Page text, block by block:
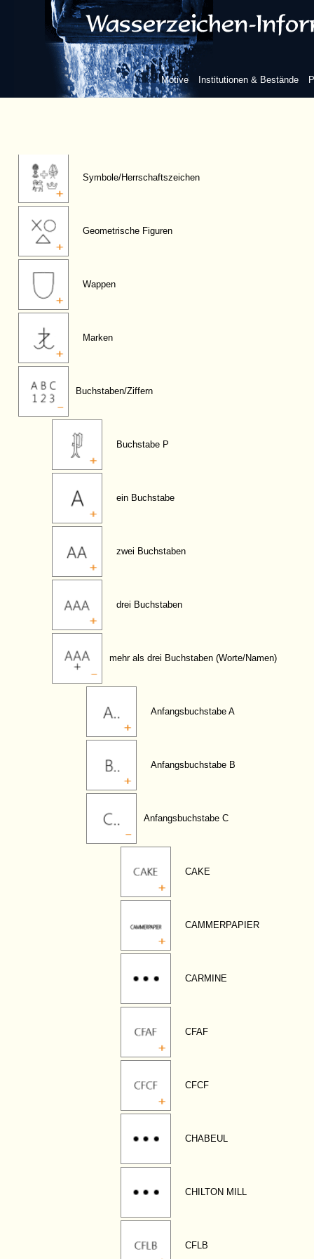
Motive Institutionen & Bestände
Flora
Berge/Himmelskörper
Symbole/Herrschaftszeichen
Geometrische Figuren
Wappen
Marken
Buchstaben/Ziffern
Buchstabe P
ein Buchstabe
zwei Buchstaben
drei Buchstaben
mehr als drei Buchstaben (Worte/Namen)
Anfangsbuchstabe A
Anfangsbuchstabe B
Anfangsbuchstabe C
CAKE
CAMMERPAPIER
CARMINE
CFAF
CFCF
CHABEUL
CHILTON MILL
CFLB